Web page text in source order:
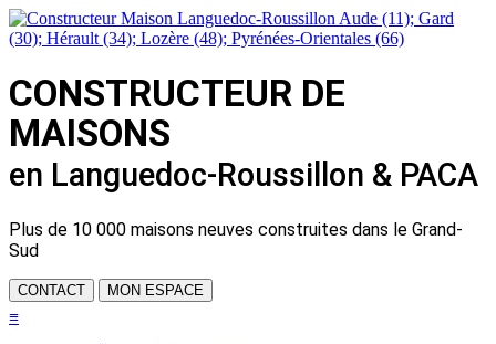
CONSTRUCTEUR DE
MAISONS
en Languedoc-Roussillon & PACA
Plus de 10 000 maisons neuves construites dans le Grand-
Sud
CONTACT MON ESPACE
≡